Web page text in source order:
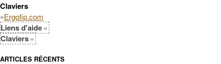
Claviers
»Ergofip.com
Liens d'aide
Claviers
ARTICLES RÉCENTS